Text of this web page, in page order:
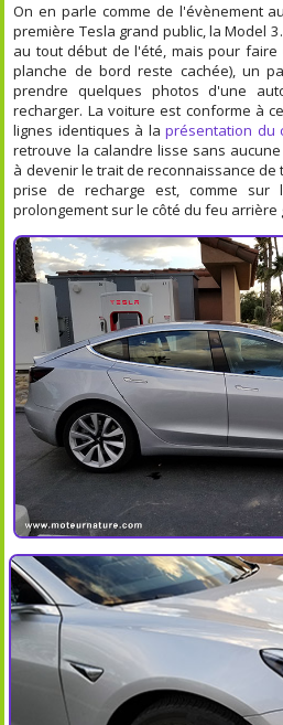
On en parle comme de l'évènement
première Tesla grand public, la Model
au tout début de l'été, mais pour
planche de bord reste cachée), un
prendre quelques photos d'une
recharger. La voiture est conforme à
lignes identiques à laprésentation du
retrouve la calandre lisse sans
à devenir le trait de reconnaissance de
prise de recharge est, comme
prolongement sur le côté du feu arrière